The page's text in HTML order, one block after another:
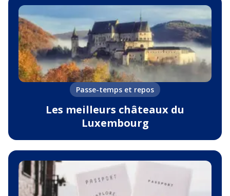
Passe-temps et repos
Les meilleurs châteaux du
Luxembourg